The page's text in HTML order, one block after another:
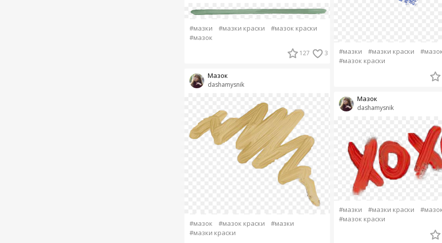
#мазки #мазки краски
#мазок краски
#мазок
127 3
dashamysnik
Мазок
#мазок #мазок краски
#мазки
#мазки краски
#мазки #мазки краски
#мазок краски
dashamysnik
Мазок
#мазки #мазки краски
#мазок краски